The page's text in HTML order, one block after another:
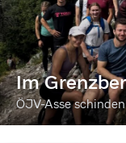
Im
ÖJV-Asse